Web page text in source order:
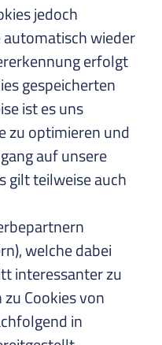
jedoch
wieder
erfolgt
gespeicherten
ist es uns
zu optimieren und
auf unsere
gilt teilweise auch
welche dabei
interessanter zu
Cookies von
in